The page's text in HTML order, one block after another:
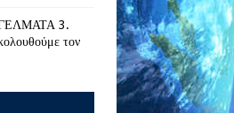
3.
τον